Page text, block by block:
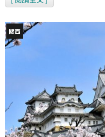
五大美名，而讓前來下鴨神社
的珍貴所在！
關西